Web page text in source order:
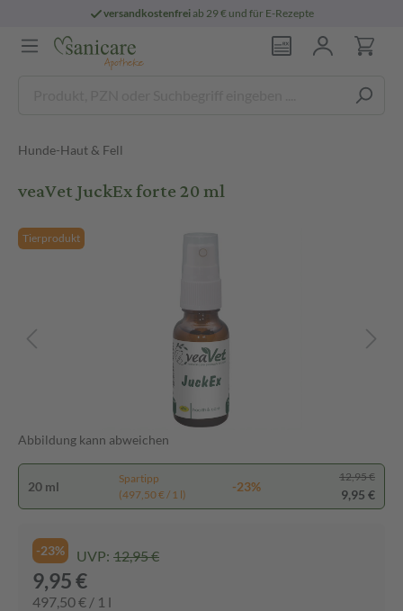
versandkostenfreiab 29 € und für E-Rezepte
Hunde-Haut & Fell
veaVet JuckEx forte 20 ml
Tierprodukt
Abbildung kann abweichen
20 ml
Spartipp
(497,50 € / 1 l)
-23%
12,95 €
9,95 €
-23% UVP: 12,95 €
9,95 €
497,50 € / 1 l